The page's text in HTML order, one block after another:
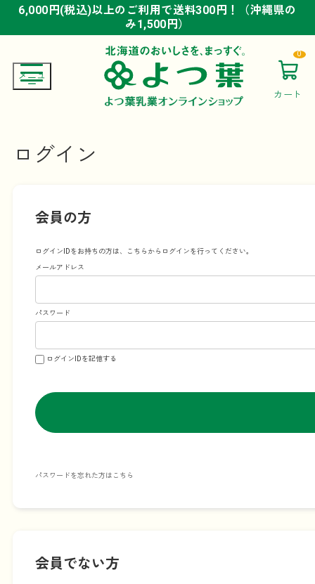
6,000円(税込)以上のご利用で送料300円！（沖縄県の
み1,500円）
6,000円(税込)以上のご利用で送料300円！（沖縄県の
み1,500円）
6,000円(税込)以上のご利用で送料300円！（沖縄県の
み1,500円）
カート
0
ログイン
会員の方
ログインIDをお持ちの方は、こちらからログインを行ってください。
メールアドレス
パスワード
ログインIDを記憶する
パスワードを忘れた方はこちら
会員でない方